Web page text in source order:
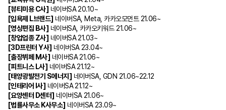
[뷰티미용C사] 네이버SA 20.10~
[입욕제 L브랜드] 네이버SA, Meta, 카카오모먼트21.06~
[영상편집 B사] 네이버SA, 카카오키워드21.06~
[창업업종Z사] 네이버SA 21.03~
[3D프린터 Y사] 네이버SA 23.04~
[출장뷔페 M사] 네이버SA 21.06~
[피트니스L사] 네이버SA 21.12~
[태양광발전기 S에너지 ] 네이버SA, GDN 21.06~22.12
[인테리어 I사] 네이버SA 21.12~
[요양센터 D센터] 네이버SA 21.06~
[법률사무소K사무소] 네이버SA 23.09~